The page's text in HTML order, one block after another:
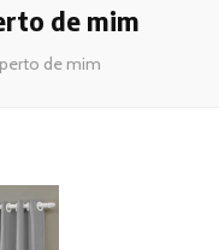
de mim
de mim